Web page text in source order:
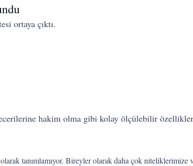
ortaya çıktı.
hakim olma gibi kolay ölçülebilir
tanımlamıyor. Bireyler olarak daha çok niteliklerimize